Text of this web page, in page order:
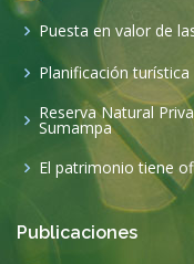
Puesta en valor de
Planificación
Reserva Natural
Sumampa
El patrimonio tiene
Publicaciones